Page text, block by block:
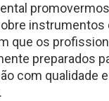
instrumentos
que os
preparados
com qualidade